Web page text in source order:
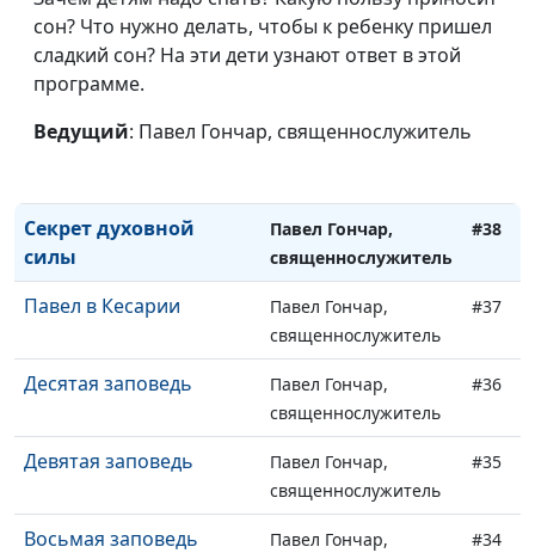
сон? Что нужно делать, чтобы к ребенку пришел
сладкий сон? На эти дети узнают ответ в этой
программе.
Ведущий: Павел Гончар, священнослужитель
кризис
священнослужитель
Божий дар счастья
Павел Гончар,
Посредническая
Секрет духовной
силы
Павел Гончар,
священнослужитель
#38
Павел в Кесарии
Павел Гончар,
священнослужитель
#37
Десятая заповедь
Павел Гончар,
священнослужитель
#36
Девятая заповедь
Павел Гончар,
священнослужитель
#35
Восьмая заповедь
Павел Гончар,
#34